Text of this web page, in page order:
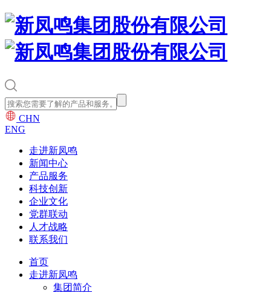
CHN
ENG
走进新凤鸣
新闻中心
产品服务
科技创新
企业文化
党群联动
人才战略
联系我们
首页
走进新凤鸣
集团简介